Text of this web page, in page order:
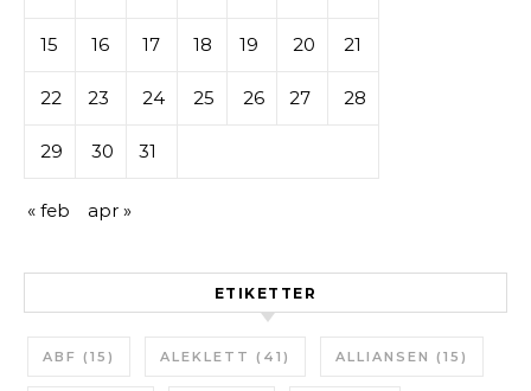
15 16 17 18 19 20 21
22 23 24 25 26 27 28
29 30 31
« feb apr »
ETIKETTER
ABF (15) ALEKLETT (41) ALLIANSEN (15)